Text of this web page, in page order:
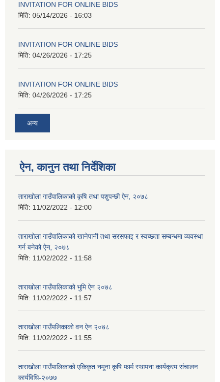
INVITATION FOR ONLINE BIDS
मिति: 05/14/2026 - 16:03
INVITATION FOR ONLINE BIDS
मिति: 04/26/2026 - 17:25
INVITATION FOR ONLINE BIDS
मिति: 04/26/2026 - 17:25
अन्य
ऐन, कानुन तथा निर्देशिका
ताराखोला गाउँपालिकाको कृषि तथा पशुपन्छी ऐन, २०७८
मिति: 11/02/2022 - 12:00
ताराखोला गाउँपालिकाको खानेपानी तथा सरसफाइ र स्वच्छता सम्बन्धमा व्यवस्था
गर्न बनेको ऐन, २०७८
मिति: 11/02/2022 - 11:58
ताराखोला गाउँपालिकाको भुमि ऐन २०७८
मिति: 11/02/2022 - 11:57
ताराखोला गाउँपलिकाको वन ऐन २०७८
मिति: 11/02/2022 - 11:55
ताराखोला गाउँपालिकाको एकिकृत नमूना कृषि फार्म स्थापना कार्यक्रम संचालन
कार्यविधि-२०७७